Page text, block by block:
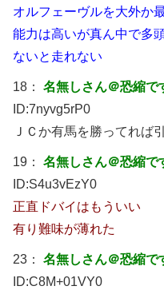
オルフェーヴルを大外か
能力は高いが真ん中で多
ないと走れない
18： 名無しさん＠恐縮で
ID:7nyvg5rP0
ＪＣか有馬を勝ってれば
19： 名無しさん＠恐縮で
ID:S4u3vEzY0
正直ドバイはもういい
有り難味が薄れた
23： 名無しさん＠恐縮で
ID:C8M+01VY0